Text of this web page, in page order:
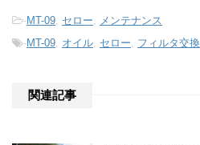
-MT-09, セロー, メンテナンス
-MT-09, オイル, セロー, フィルタ交換
関連記事